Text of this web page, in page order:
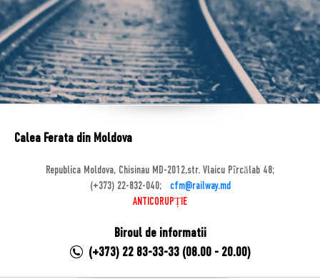
Calea Ferata din Moldova
Republica Moldova, Chisinau MD-2012,str. Vlaicu Pîrcălab 48;
(+373) 22-832-040;
cfm@railway.md
ANTICORUPȚIE
Biroul de informatii
(+373) 22 83-33-33 (08.00 - 20.00)